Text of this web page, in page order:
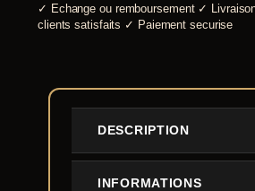
✓ Echange ou remboursement ✓
clients satisfaits ✓ Paiement securise
DESCRIPTION
INFORMATIONS